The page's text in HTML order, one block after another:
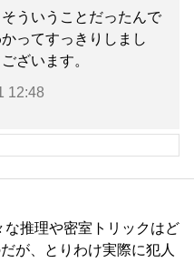
ういうことだったんで
ってすっきりしまし
ざいます。
12:48
な推理や密室トリックはど
が、とりわけ実際に犯人